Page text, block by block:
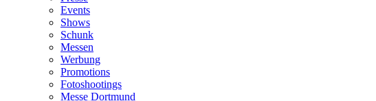
Events
Shows
Schunk
Messen
Werbung
Promotions
Fotoshootings
Messe Dortmund